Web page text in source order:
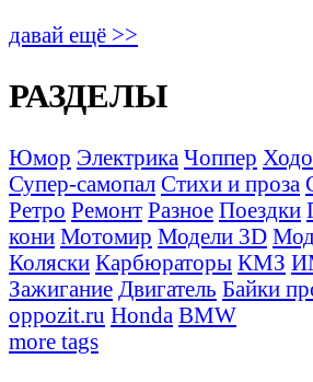
давай ещё >>
РАЗДЕЛЫ
Юмор Электрика Чоппер
Супер-самопал Стихи и проза
Ретро Ремонт Разное Поездки
кони Мотомир Модели 3D
Коляски Карбюраторы КМЗ
Зажигание Двигатель Байки
oppozit.ru Honda BMW
more tags